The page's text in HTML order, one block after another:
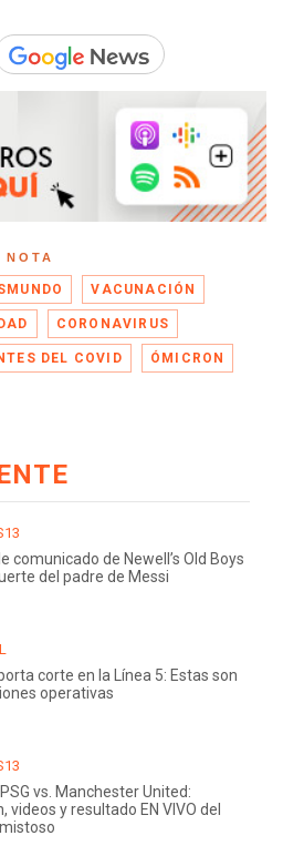
NOTA
VACUNACIÓN
CORONAVIRUS
DEL COVID ÓMICRON
comunicado de Newell’s Old Boys
del padre de Messi
corte en la Línea 5: Estas son
operativas
vs. Manchester United:
videos y resultado EN VIVO del